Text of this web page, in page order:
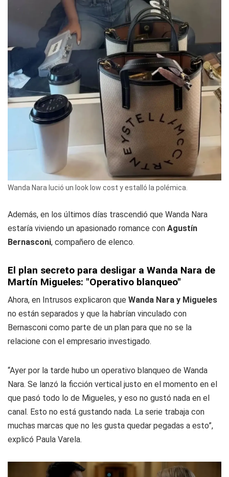
Wanda Nara lució un look low cost y estalló la polémica.
Además, en los últimos días trascendió que Wanda Nara
estaría viviendo un apasionado romance con Agustín
Bernasconi, compañero de elenco.
El plan secreto para desligar a Wanda Nara de
Martín Migueles: "Operativo blanqueo"
Ahora, en Intrusos explicaron que Wanda Nara y Migueles
no están separados y que la habrían vinculado con
Bernasconi como parte de un plan para que no se la
relacione con el empresario investigado.
“Ayer por la tarde hubo un operativo blanqueo de Wanda
Nara. Se lanzó la ficción vertical justo en el momento en el
que pasó todo lo de Migueles, y eso no gustó nada en el
canal. Esto no está gustando nada. La serie trabaja con
muchas marcas que no les gusta quedar pegadas a esto”,
explicó Paula Varela.